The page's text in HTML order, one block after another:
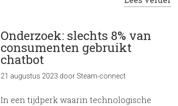
Onderzoek: slechts 8% van
consumenten gebruikt
chatbot
21 augustus 2023 door Steam-connect
In een tijdperk waarin technologische